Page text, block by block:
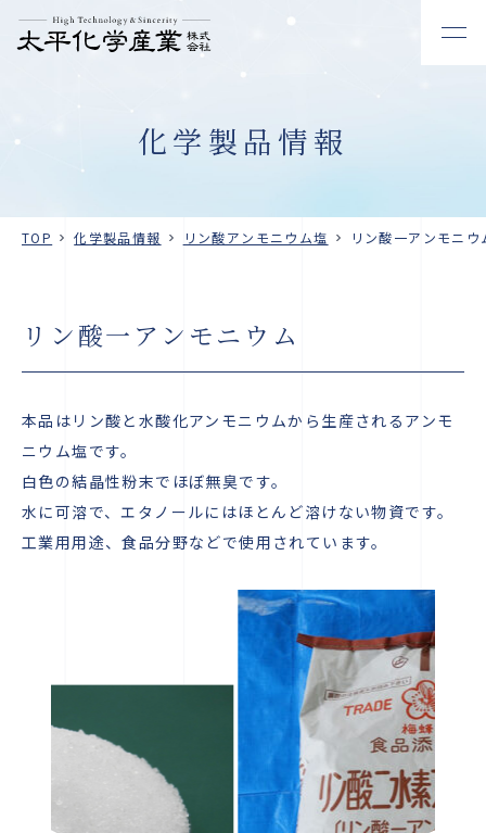
化学製品情報
TOP 化学製品情報 リン酸アンモニウム塩 リン酸一アンモニウ
リン酸一アンモニウム
本品はリン酸と水酸化アンモニウムから生産されるアンモ
ニウム塩です。
白色の結晶性粉末でほぼ無臭です。
水に可溶で、エタノールにはほとんど溶けない物資です。
工業用用途、食品分野などで使用されています。